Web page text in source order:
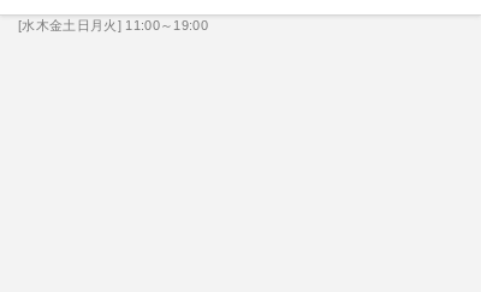
[水木金土日月火] 11:00～19:00